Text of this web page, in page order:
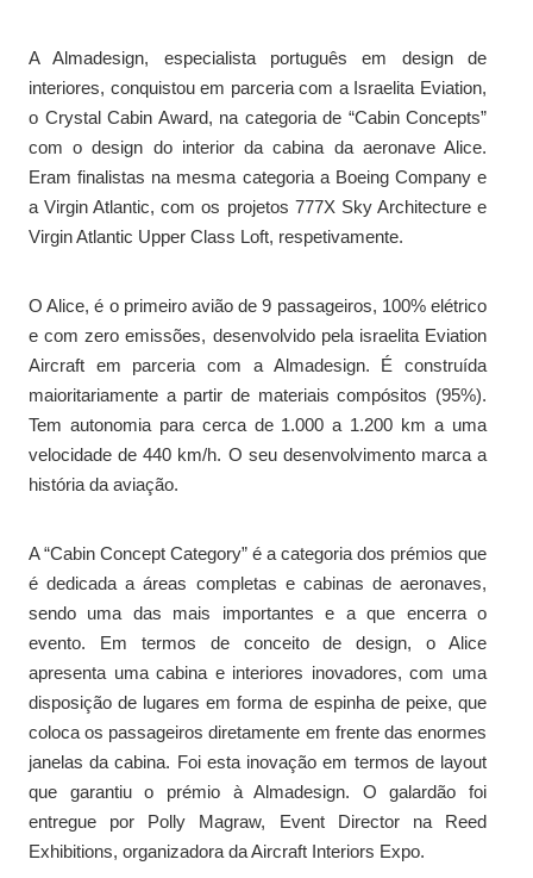
A Almadesign, especialista português em design de
interiores, conquistou em parceria com a Israelita Eviation,
o Crystal Cabin Award, na categoria de “Cabin Concepts”
com o design do interior da cabina da aeronave Alice.
Eram finalistas na mesma categoria a Boeing Company e
a Virgin Atlantic, com os projetos 777X Sky Architecture e
Virgin Atlantic Upper Class Loft, respetivamente.
O Alice, é o primeiro avião de 9 passageiros, 100% elétrico
e com zero emissões, desenvolvido pela israelita Eviation
Aircraft em parceria com a Almadesign. É construída
maioritariamente a partir de materiais compósitos (95%).
Tem autonomia para cerca de 1.000 a 1.200 km a uma
velocidade de 440 km/h. O seu desenvolvimento marca a
história da aviação.
A “Cabin Concept Category” é a categoria dos prémios que
é dedicada a áreas completas e cabinas de aeronaves,
sendo uma das mais importantes e a que encerra o
evento. Em termos de conceito de design, o Alice
apresenta uma cabina e interiores inovadores, com uma
disposição de lugares em forma de espinha de peixe, que
coloca os passageiros diretamente em frente das enormes
janelas da cabina. Foi esta inovação em termos de layout
que garantiu o prémio à Almadesign. O galardão foi
entregue por Polly Magraw, Event Director na Reed
Exhibitions, organizadora da Aircraft Interiors Expo.